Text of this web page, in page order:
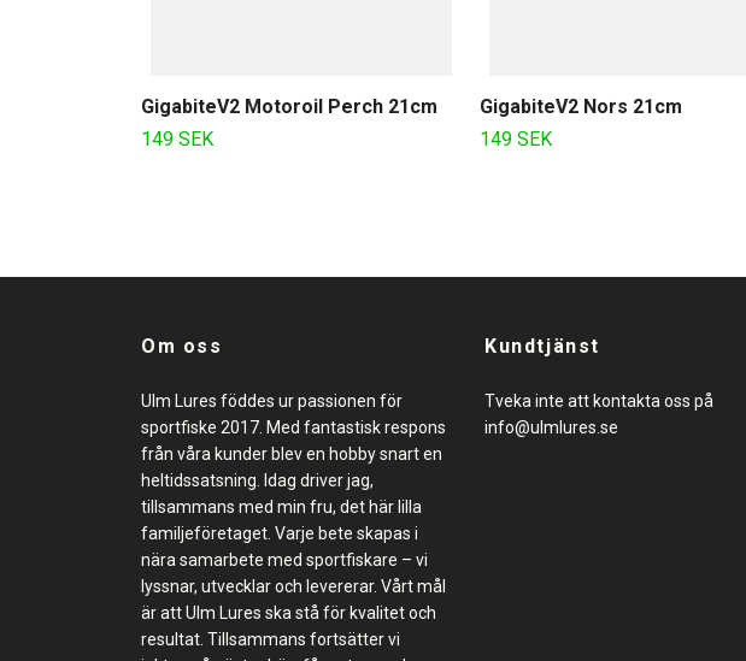
GigabiteV2 Motoroil Perch 21cm
149 SEK
GigabiteV2 Nors 21cm
149 SEK
Om oss
Ulm Lures föddes ur passionen för
sportfiske 2017. Med fantastisk respons
från våra kunder blev en hobby snart en
heltidssatsning. Idag driver jag,
tillsammans med min fru, det här lilla
familjeföretaget. Varje bete skapas i
nära samarbete med sportfiskare – vi
lyssnar, utvecklar och levererar. Vårt mål
är att Ulm Lures ska stå för kvalitet och
resultat. Tillsammans fortsätter vi
Kundtjänst
Tveka inte att kontakta oss på
info@ulmlures.se